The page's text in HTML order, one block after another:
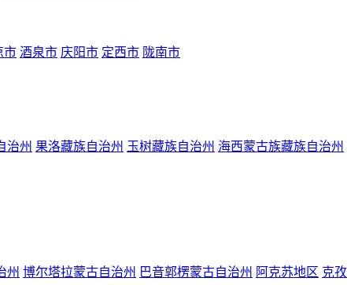
市 酒泉市 庆阳市 定西市 陇南市
治州 果洛藏族自治州 玉树藏族自治州 海西蒙古族藏族自治州
州 博尔塔拉蒙古自治州 巴音郭楞蒙古自治州 阿克苏地区 克